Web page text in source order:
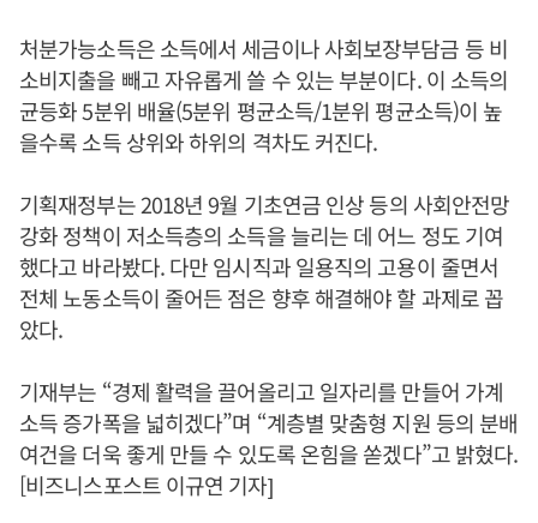
처분가능소득은 소득에서 세금이나 사회보장부담금 등 비
소비지출을 빼고 자유롭게 쓸 수 있는 부분이다. 이 소득의
균등화 5분위 배율(5분위 평균소득/1분위 평균소득)이 높
을수록 소득 상위와 하위의 격차도 커진다.
기획재정부는 2018년 9월 기초연금 인상 등의 사회안전망
강화 정책이 저소득층의 소득을 늘리는 데 어느 정도 기여
했다고 바라봤다. 다만 임시직과 일용직의 고용이 줄면서
전체 노동소득이 줄어든 점은 향후 해결해야 할 과제로 꼽
았다.
기재부는 “경제 활력을 끌어올리고 일자리를 만들어 가계
소득 증가폭을 넓히겠다”며 “계층별 맞춤형 지원 등의 분배
여건을 더욱 좋게 만들 수 있도록 온힘을 쏟겠다”고 밝혔다.
[비즈니스포스트 이규연 기자]